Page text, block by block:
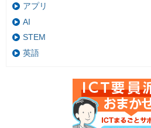
アプリ
AI
STEM
英語